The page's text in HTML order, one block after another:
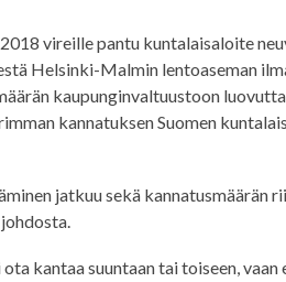
vireille pantu kuntalaisaloite
Helsinki-Malmin lentoaseman
kaupunginvaltuustoon
kannatuksen Suomen
jatkuu sekä
kantaa suuntaan tai toiseen,